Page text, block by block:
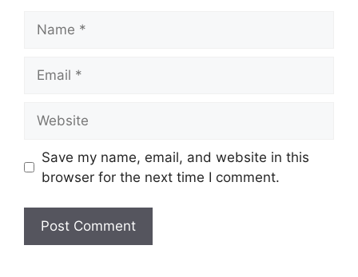
Save my name, email, and website in this
browser for the next time I comment.